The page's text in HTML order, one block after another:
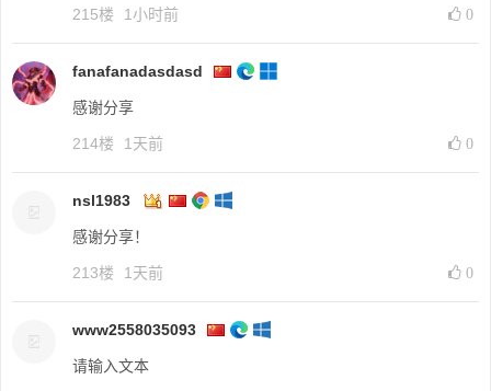
215楼 1小时前 0
fanafanadasdasd
感谢分享
214楼 1天前 0
nsl1983
感谢分享！
213楼 1天前 0
www2558035093
请输入文本